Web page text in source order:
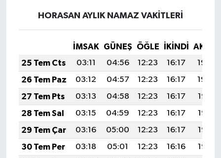
HORASAN AYLIK NAMAZ VAKITLERI
İMSAK GÜNEŞ ÖĞLE İKINDI
25 Tem Cts
03:11 04:56 12:23 16:17
19:40
26 Tem Paz
03:12 04:57 12:23 16:17
19:39
27 Tem Pts
03:13 04:58 12:23 16:17
19:38
28 Tem Sal
03:15 04:59 12:23 16:17
19:37
29 Tem Çar
03:16 05:00 12:23 16:17
19:36
30 Tem Per
03:18 05:01 12:23 16:16
19:35